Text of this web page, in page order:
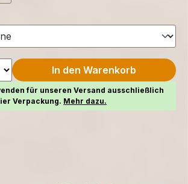
In den Warenkorb
für unseren Versand ausschließlich
Verpackung. Mehr dazu.